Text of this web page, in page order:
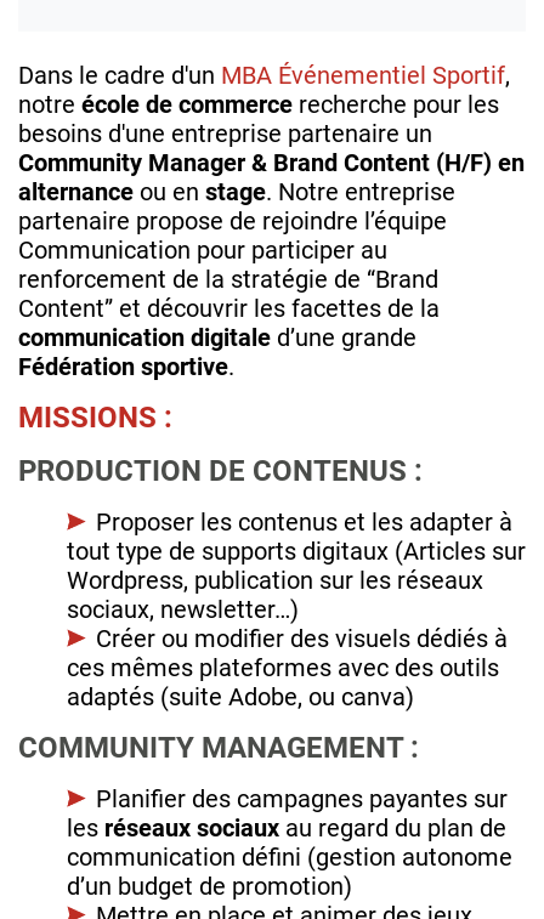
Dans le cadre d'un MBA Événementiel Sportif,
notre école de commerce recherche pour les
besoins d'une entreprise partenaire un
Community Manager & Brand Content (H/F) en
alternance ou en stage. Notre entreprise
partenaire propose de rejoindre l’équipe
Communication pour participer au
renforcement de la stratégie de “Brand
Content” et découvrir les facettes de la
communication digitale d’une grande
Fédération sportive.
MISSIONS :
PRODUCTION DE CONTENUS :
Proposer les contenus et les adapter à
tout type de supports digitaux (Articles sur
Wordpress, publication sur les réseaux
sociaux, newsletter…)
Créer ou modifier des visuels dédiés à
ces mêmes plateformes avec des outils
adaptés (suite Adobe, ou canva)
COMMUNITY MANAGEMENT :
Planifier des campagnes payantes sur
les réseaux sociaux au regard du plan de
communication défini (gestion autonome
d’un budget de promotion)